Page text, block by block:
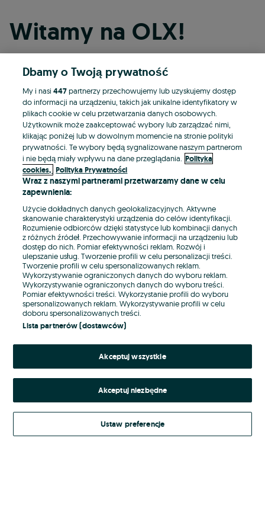
Witamy na OLX!
Kontynuuj przez Facebooka
Kontynuuj przez konto Apple
Kontynuuj przez konto Google
LUB
E-mail
Hasło
Nie pamiętasz hasła?
Zaloguj się
Kontynuując za pośrednictwem jednego z dostawców wskazanych powyżej,
Regulamin serwisuOLX.pl w jego aktualnym brzmieniu.
Dbamy o Twoją prywatność
My i nasi447partnerzy przechowujemy lub uzyskujemy dostęp
do informacji na urządzeniu, takich jak unikalne identyfikatory w
plikach cookie w celu przetwarzania danych osobowych.
Użytkownik może zaakceptować wybory lub zarządzać nimi,
klikając poniżej lub w dowolnym momencie na stronie polityki
prywatności. Te wybory będą sygnalizowane naszym partnerom
i nie będą miały wpływu na dane przeglądania. Polityka
cookies, Polityka Prywatności
Wraz z naszymi partnerami przetwarzamy dane w celu
zapewnienia:
Użycie dokładnych danych geolokalizacyjnych. Aktywne
skanowanie charakterystyki urządzenia do celów identyfikacji.
Rozumienie odbiorców dzięki statystyce lub kombinacji danych
z różnych źródeł. Przechowywanie informacji na urządzeniu lub
dostęp do nich. Pomiar efektywności reklam. Rozwój i
ulepszanie usług. Tworzenie profili w celu personalizacji treści.
Tworzenie profili w celu spersonalizowanych reklam.
Wykorzystywanie ograniczonych danych do wyboru reklam.
Wykorzystywanie ograniczonych danych do wyboru treści.
Pomiar efektywności treści. Wykorzystanie profili do wyboru
spersonalizowanych reklam. Wykorzystywanie profili w celu
doboru spersonalizowanych treści.
Lista partnerów (dostawców)
Akceptuj wszystkie
Akceptuj niezbędne
Ustaw preferencje